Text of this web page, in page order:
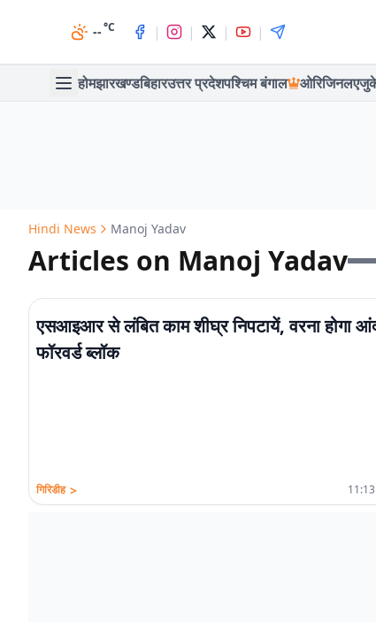
--°C | | | |
होमझारखण्डबिहारउत्तर प्रदेशपश्चिम बंगाल ओरिजिनल
Hindi News Manoj Yadav
Articles on Manoj Yadav
एसआइआर से लंबित काम शीघ्र निपटायें, वरना होगा
फॉरवर्ड ब्लॉक
गिरिडीह >